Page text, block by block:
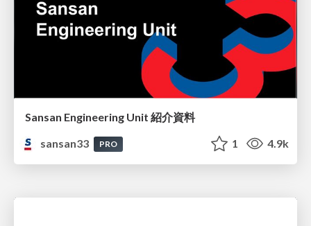
Sansan Engineering Unit 紹介資料
sansan33
PRO 1 4.9k